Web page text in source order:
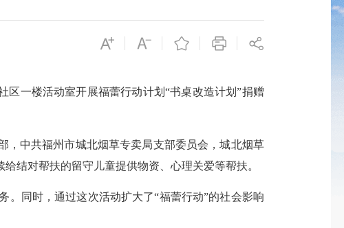
区一楼活动室开展福蕾行动计划“书桌改造计划”捐赠
，中共福州市城北烟草专卖局支部委员会，城北烟草
给结对帮扶的留守儿童提供物资、心理关爱等帮扶。
。 同时，通过这次活动扩大了“福蕾行动”的社会影响